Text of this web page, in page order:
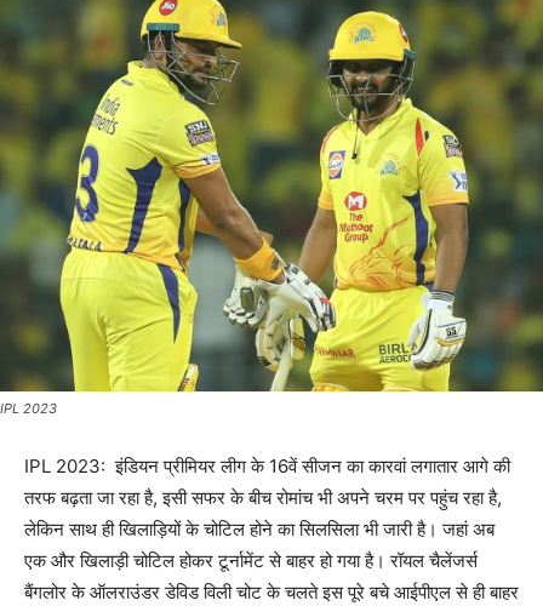
IPL 2023
IPL 2023: इंडियन प्रीमियर लीग के 16वें सीजन का कारवां लगातार आगे की
तरफ बढ़ता जा रहा है, इसी सफर के बीच रोमांच भी अपने चरम पर पहुंच रहा है,
लेकिन साथ ही खिलाड़ियों के चोटिल होने का सिलसिला भी जारी है। जहां अब
एक और खिलाड़ी चोटिल होकर टूर्नामेंट से बाहर हो गया है। रॉयल चैलेंजर्स
बैंगलोर के ऑलराउंडर डेविड विली चोट के चलते इस पूरे बचे आईपीएल से ही बाहर